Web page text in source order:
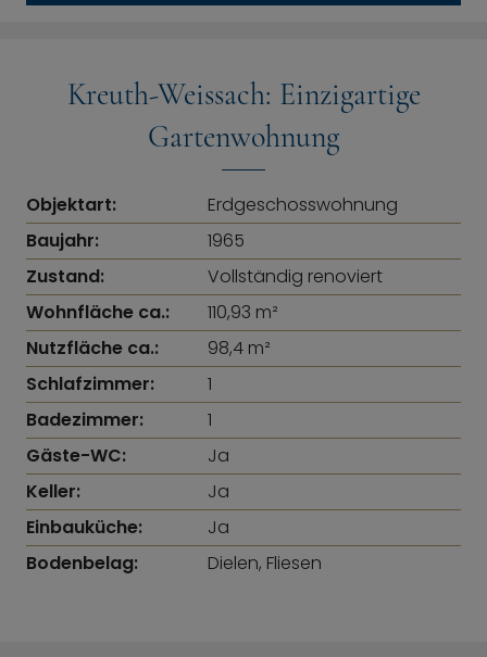
Kreuth-Weissach: Einzigartige
Gartenwohnung
Objektart:
Erdgeschosswohnung
Baujahr:
1965
Zustand:
Vollständig renoviert
Wohnfläche ca.:
110,93 m²
Nutzfläche ca.:
98,4 m²
Schlafzimmer:
1
Badezimmer:
1
Gäste-WC:
Ja
Keller:
Ja
Einbauküche:
Ja
Bodenbelag:
Dielen, Fliesen